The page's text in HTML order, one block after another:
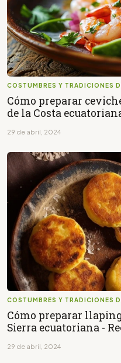
COSTUMBRES Y TRADICIONES
Cómo preparar
de la Costa
29 de abril, 2024
COSTUMBRES Y TRADICIONES
Cómo preparar
Sierra ecuatoriana -
29 de abril, 2024